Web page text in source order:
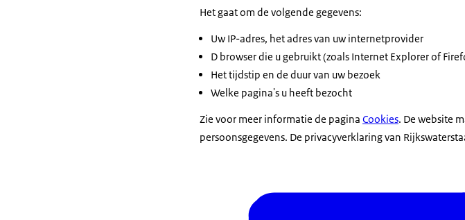
Het gaat om de volgende gegevens:
Uw IP-adres, het adres van uw internetprovider
D browser die u gebruikt (zoals Internet Explorer of
Het tijdstip en de duur van uw bezoek
Welke pagina's u heeft bezocht
Zie voor meer informatie de pagina Cookies. De website
persoonsgegevens. De privacyverklaring van